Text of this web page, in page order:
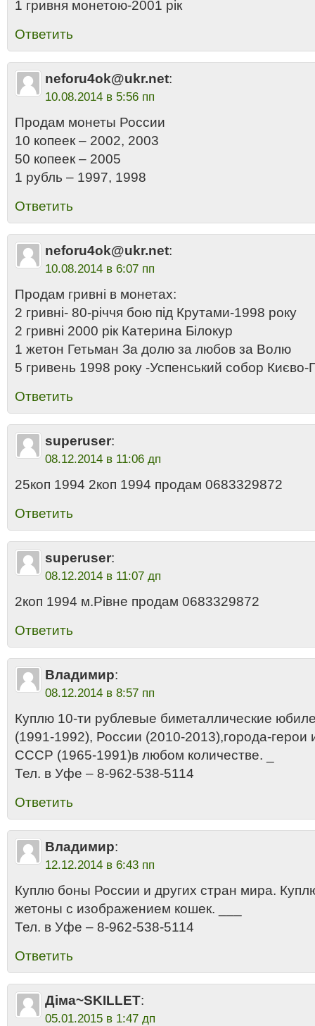
1 гривня монетою-2001 рік
Ответить
neforu4ok@ukr.net:
10.08.2014 в 5:56 пп
Продам монеты России
10 копеек – 2002, 2003
50 копеек – 2005
1 рубль – 1997, 1998
Ответить
neforu4ok@ukr.net:
10.08.2014 в 6:07 пп
Продам гривні в монетах:
2 гривні- 80-річчя бою під Крутами-1998 року
2 гривні 2000 рік Катерина Білокур
1 жетон Гетьман За долю за любов за Волю
5 гривень 1998 року -Успенський собор Києво-
Ответить
superuser:
08.12.2014 в 11:06 дп
25коп 1994 2коп 1994 продам 0683329872
Ответить
superuser:
08.12.2014 в 11:07 дп
2коп 1994 м.Рівне продам 0683329872
Ответить
Владимир:
08.12.2014 в 8:57 пп
Куплю 10-ти рублевые биметаллические
(1991-1992), России (2010-2013),города-
СССР (1965-1991)в любом количестве. _
Тел. в Уфе – 8-962-538-5114
Ответить
Владимир:
12.12.2014 в 6:43 пп
Куплю боны России и других стран мира.
жетоны с изображением кошек. ___
Тел. в Уфе – 8-962-538-5114
Ответить
Діма~SKILLET:
05.01.2015 в 1:47 дп